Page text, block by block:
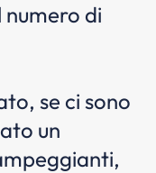
di
se ci sono
un